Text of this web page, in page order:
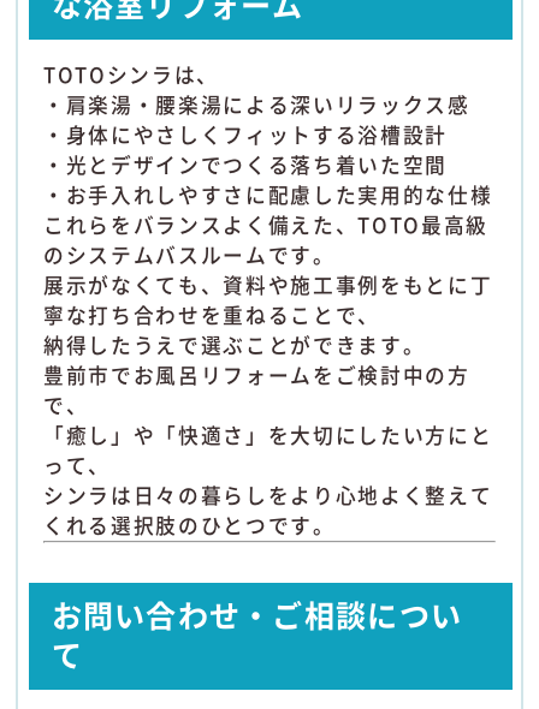
TOTOシンラは、
・肩楽湯・腰楽湯による深いリラックス感
・身体にやさしくフィットする浴槽設計
・光とデザインでつくる落ち着いた空間
・お手入れしやすさに配慮した実用的な仕様
これらをバランスよく備えた、TOTO最高級
のシステムバスルームです。
展示がなくても、資料や施工事例をもとに丁
寧な打ち合わせを重ねることで、
納得したうえで選ぶことができます。
豊前市でお風呂リフォームをご検討中の方
で、
「癒し」や「快適さ」を大切にしたい方にと
って、
シンラは日々の暮らしをより心地よく整えて
くれる選択肢のひとつです。
お問い合わせ・ご相談につい
て